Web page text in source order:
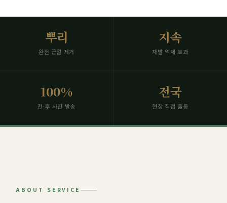
뿌리
완전 근절 제거
지속
재발 억제 효과
100%
전·후 사진 발송
전국
현장 직접 출동
ABOUT SERVICE